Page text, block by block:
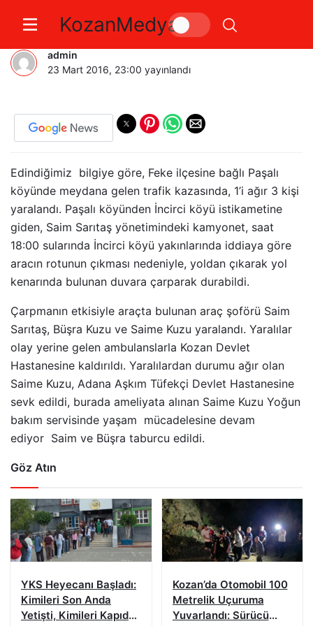
KozanMedya
Fekede Kaza 3 Yaralı
admin
23 Mart 2016, 23:00 yayınlandı
Edindiğimiz bilgiye göre, Feke ilçesine bağlı Paşalı
köyünde meydana gelen trafik kazasında, 1’i ağır 3 kişi
yaralandı. Paşalı köyünden İncirci köyü istikametine
giden, Saim Sarıtaş yönetimindeki kamyonet, saat
18:00 sularında İncirci köyü yakınlarında iddiaya göre
aracın rotunun çıkması nedeniyle, yoldan çıkarak yol
kenarında bulunan duvara çarparak durabildi.
Çarpmanın etkisiyle araçta bulunan araç şoförü Saim
Sarıtaş, Büşra Kuzu ve Saime Kuzu yaralandı. Yaralılar
olay yerine gelen ambulanslarla Kozan Devlet
Hastanesine kaldırıldı. Yaralılardan durumu ağır olan
Saime Kuzu, Adana Aşkım Tüfekçi Devlet Hastanesine
sevk edildi, burada ameliyata alınan Saime Kuzu Yoğun
bakım servisinde yaşam mücadelesine devam
ediyor Saim ve Büşra taburcu edildi.
Göz Atın
YKS Heyecanı Başladı:
Kimileri Son Anda
Yetişti, Kimileri Kapıda
Kozan’da Otomobil 100
Metrelik Uçuruma
Yuvarlandı: Sürücü